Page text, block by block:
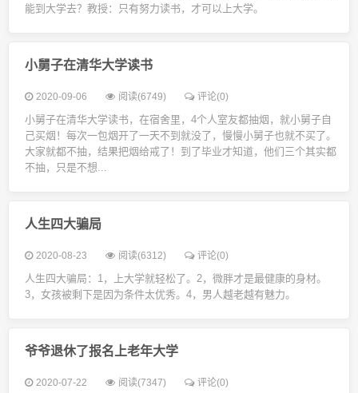
能到大学去？教授：只有努力读书，才可以上大学。
小舅子在清华大学读书
2020-09-06 阅读(6749) 评论(0)
小舅子在清华大学读书，在宿舍里，4个人室友都抽烟，就小舅子自
己买烟！每次一包烟开了一天不到就没了，慢慢小舅子也就不买了。
大家就都不抽，结果把烟给戒了！到了毕业才知道，他们三个其实都
不抽，只是不想...
人生四大骗局
2020-08-23 阅读(6312) 评论(0)
人生四大骗局：1，上大学就轻松了。2，微胖才是最健康的身材。
3，女孩被剩下是因为条件太优秀。4，男人越老越有魅力。
爷爷退休了报名上老年大学
2020-07-22 阅读(7347) 评论(0)